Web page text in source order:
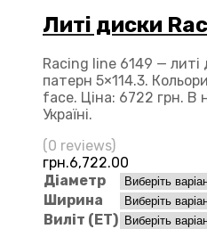
Литі диски
Racing line 6149 — литі
патерн 5×114.3.
face. Ціна: 6722 грн. В
Україні.
(0 reviews)
грн.6,722.00
Діаметр
Ширина
Виліт (ЕТ)